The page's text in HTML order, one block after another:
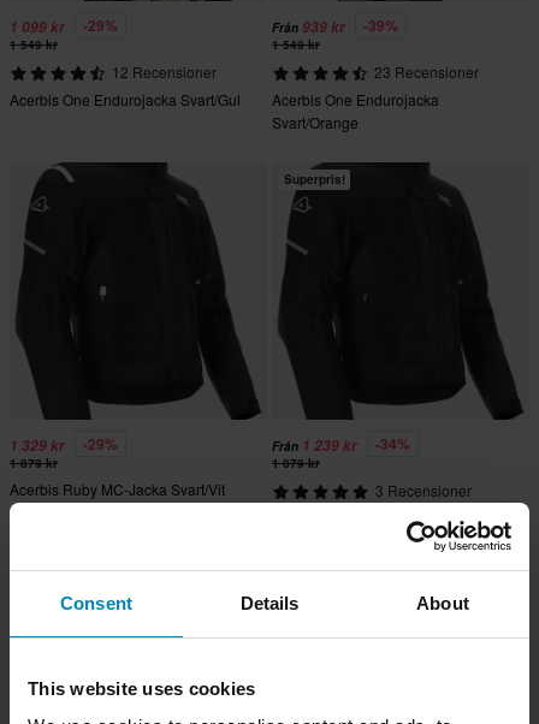
Consent Details About
This website uses cookies
1 099 kr -29%
1 549 kr
12 Recensioner
Acerbis One Endurojacka Svart/Gul
Från 939 kr -39%
1 549 kr
23 Recensioner
Acerbis One Endurojacka
Svart/Orange
1 329 kr -29%
1 879 kr
Acerbis Ruby MC-Jacka Svart/Vit
Superpris!
Från 1 239 kr -34%
1 879 kr
3 Recensioner
Acerbis Ruby MC-Jacka Svart
Superpris! Superpris!